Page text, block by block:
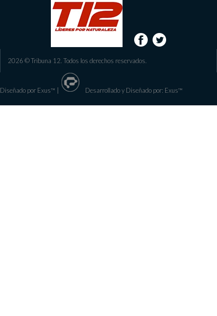
2026 © Tribuna 12. Todos los derechos reservados.
Diseñado por Exus™ Desarrollado y Diseñado por: Exus™